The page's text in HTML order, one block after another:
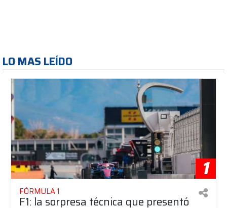
LO MAS LEÍDO
1
FÓRMULA 1
F1: la sorpresa técnica que presentó